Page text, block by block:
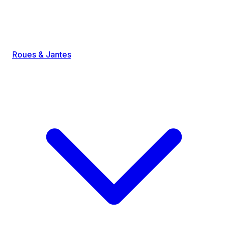
Roues & Jantes